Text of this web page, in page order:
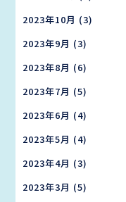
2023年10月 (3)
2023年9月 (3)
2023年8月 (6)
2023年7月 (5)
2023年6月 (4)
2023年5月 (4)
2023年4月 (3)
2023年3月 (5)